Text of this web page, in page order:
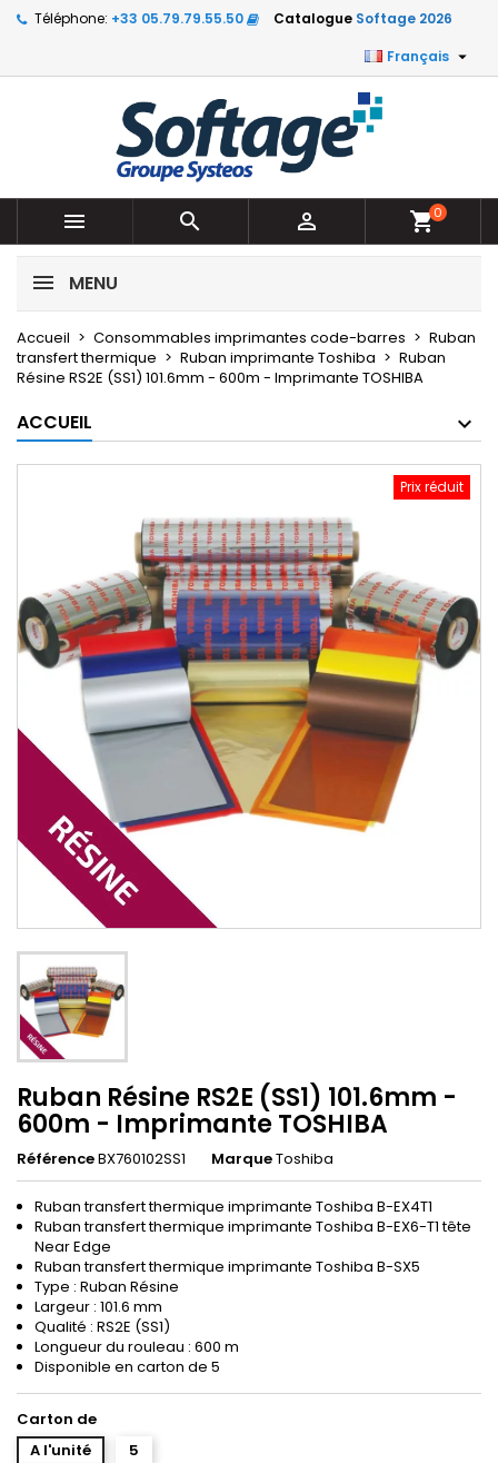
Téléphone: +33 05.79.79.55.50 Catalogue Softage 2026
Français 
   shopping_cart0
MENU
Accueil Consommables imprimantes code-barres
Ruban
transfert thermique
Ruban imprimante Toshiba
Ruban
Résine RS2E (SS1) 101.6mm - 600m - Imprimante TOSHIBA
ACCUEIL
Prix réduit
Ruban Résine RS2E (SS1) 101.6mm -
600m - Imprimante TOSHIBA
RéférenceBX760102SS1 MarqueToshiba
Ruban transfert thermique imprimante Toshiba B-EX4T1
Ruban transfert thermique imprimante Toshiba B-EX6-T1 tête
Near Edge
Ruban transfert thermique imprimante Toshiba B-SX5
Type : Ruban Résine
Largeur : 101.6 mm
Qualité : RS2E (SS1)
Longueur du rouleau : 600 m
Disponible en carton de 5
Carton de
A l'unité
5